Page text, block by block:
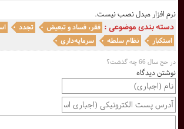
نرم افزار مبدل نصب نیست.
دسته بندی موضوعی : فقر، فساد و تبعیض تجدد
استکبار
نظام سلطه سرمایه‌داری
در حج سال 66 چه گذشت؟
نوشتن دیدگاه